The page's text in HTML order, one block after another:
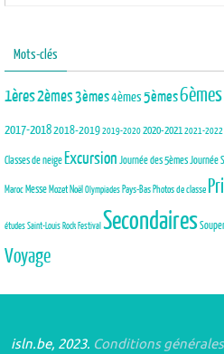
Mots-clés
1ères2èmes3èmes4èmes5èmes6èmes
2017-20182018-20192019-20202020-20212021-2022
Classes de neige Excursion Journée des 5èmesJournée
Maroc Messe Mozet NoëlOlympiades Pays-Bas Photos de classe
étudesSaint-Louis Rock Festival Secondaires
Voyage
isln.be, 2023. Conditions